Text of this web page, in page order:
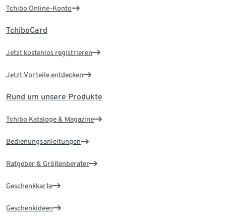
Tchibo Online-Konto
TchiboCard
Jetzt kostenlos registrieren
Jetzt Vorteile entdecken
Rund um unsere Produkte
Tchibo Kataloge & Magazine
Bedienungsanleitungen
Ratgeber & Größenberater
Geschenkkarte
Geschenkideen